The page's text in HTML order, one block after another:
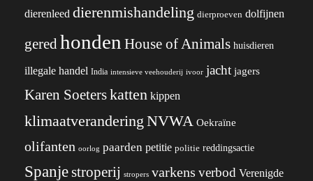
dierenleed dierenmishandeling dierproeven dolfijnen
geredhonden House of Animals huisdieren
illegale handel India intensieve veehouderij ivoor jacht jagers
Karen Soeterskatten kippen
klimaatverandering NVWA Oekraïne
olifanten oorlog paarden petitie politie reddingsactie
Spanjestroperij stropers varkens verbod Verenigde